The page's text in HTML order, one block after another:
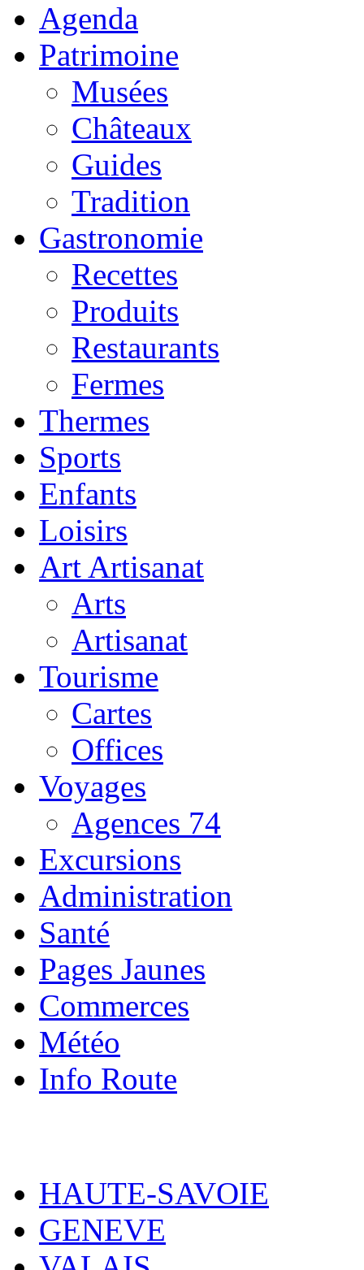
Agenda
Patrimoine
Musées
Châteaux
Guides
Tradition
Gastronomie
Recettes
Produits
Restaurants
Fermes
Thermes
Sports
Enfants
Loisirs
Art Artisanat
Arts
Artisanat
Tourisme
Cartes
Offices
Voyages
Agences 74
Excursions
Administration
Santé
Pages Jaunes
Commerces
Météo
Info Route
HAUTE-SAVOIE
GENEVE